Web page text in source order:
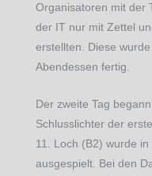
Organisatoren mit der
der IT nur mit Zettel
erstellten. Diese
Abendessen fertig.
Der zweite Tag
Schlusslichter der
11. Loch (B2) wurde
ausgespielt. Bei den